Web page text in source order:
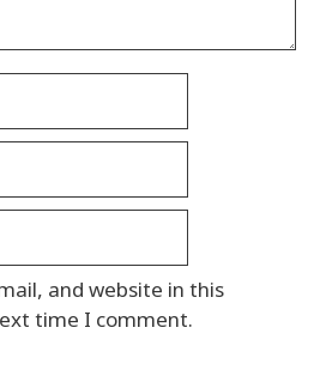
and website in this
time I comment.